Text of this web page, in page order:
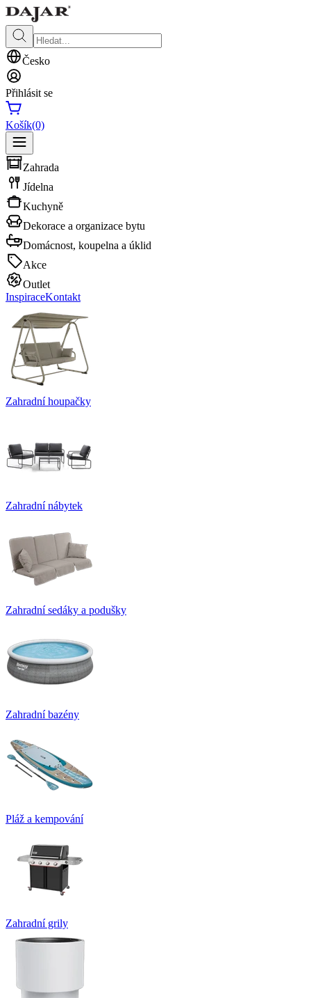
Česko
Přihlásit se
Košík(0)
Zahrada
Jídelna
Kuchyně
Dekorace a organizace bytu
Domácnost, koupelna a úklid
Akce
Outlet
InspiraceKontakt
Zahradní houpačky
Zahradní nábytek
Zahradní sedáky a podušky
Zahradní bazény
Pláž a kempování
Zahradní grily